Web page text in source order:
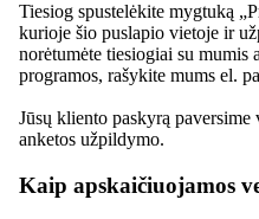
Tiesiog spustelėkite mygtuką
kurioje šio puslapio vietoje ir
norėtumėte tiesiogiai su
programos, rašykite mums el.
Jūsų kliento paskyrą
anketos užpildymo.
Kaip apskaičiuojamos